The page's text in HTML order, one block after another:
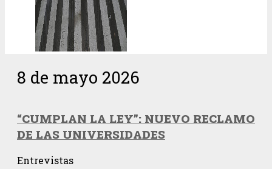
8 de mayo 2026
“CUMPLAN LA LEY”: NUEVO RECLAMO
DE LAS UNIVERSIDADES
Entrevistas